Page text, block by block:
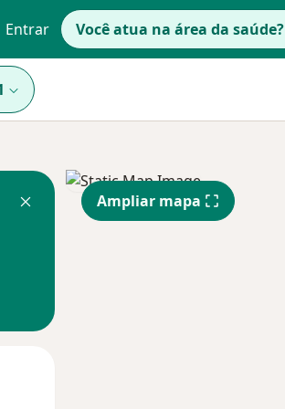
Entrar Você atua na área da saúde?
Ampliar mapa